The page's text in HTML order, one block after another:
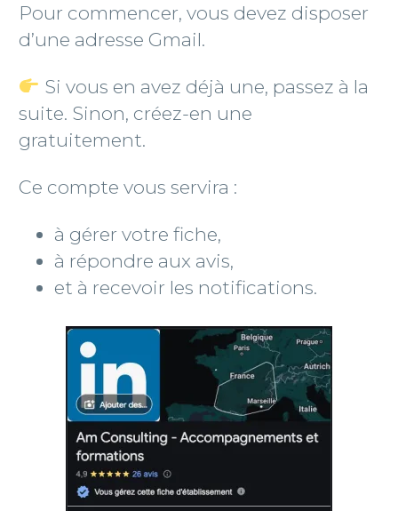
Pour commencer, vous devez disposer
d’une adresse Gmail.
Si vous en avez déjà une, passez à la
suite. Sinon, créez-en une
gratuitement.
Ce compte vous servira :
à gérer votre fiche,
à répondre aux avis,
et à recevoir les notifications.